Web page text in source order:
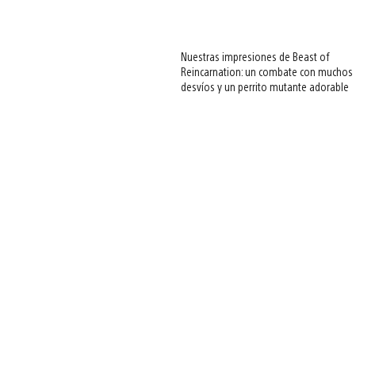
Nuestras impresiones de Beast of
Reincarnation: un combate con muchos
desvíos y un perrito mutante adorable